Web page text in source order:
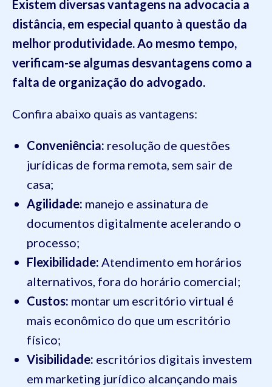
Existem diversas vantagens na advocacia a
distância, em especial quanto à questão da
melhor produtividade. Ao mesmo tempo,
verificam-se algumas desvantagens como a
falta de organização do advogado.
Confira abaixo quais as vantagens:
Conveniência: resolução de questões
jurídicas de forma remota, sem sair de
casa;
Agilidade: manejo e assinatura de
documentos digitalmente acelerando o
processo;
Flexibilidade: Atendimento em horários
alternativos, fora do horário comercial;
Custos: montar um escritório virtual é
mais econômico do que um escritório
físico;
Visibilidade: escritórios digitais investem
em marketing jurídico alcançando mais